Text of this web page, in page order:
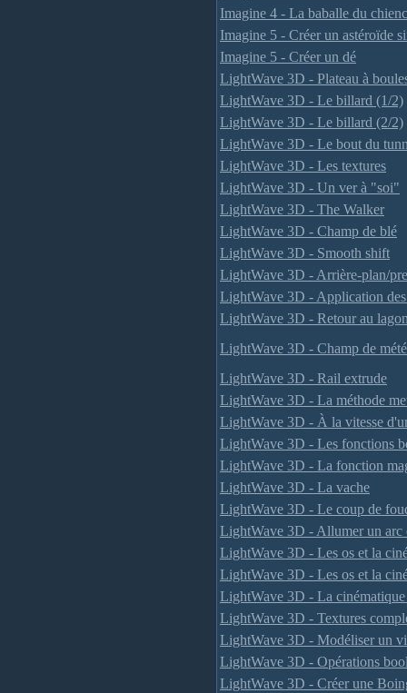
Imagine 4 - La baballe du
Imagine 5 - Créer un astéroïde
Imagine 5 - Créer un dé
LightWave 3D - Plateau à
LightWave 3D - Le billard (1/2)
LightWave 3D - Le billard (2/2)
LightWave 3D - Le bout du
LightWave 3D - Les textures
LightWave 3D - Un ver à "soi"
LightWave 3D - The Walker
LightWave 3D - Champ de blé
LightWave 3D - Smooth shift
LightWave 3D - Arrière-plan/
LightWave 3D - Application des
LightWave 3D - Retour au
LightWave 3D - Champ de
LightWave 3D - Rail extrude
LightWave 3D - La méthode
LightWave 3D - À la vitesse
LightWave 3D - Les fonctions
LightWave 3D - La fonction
LightWave 3D - La vache
LightWave 3D - Le coup de
LightWave 3D - Allumer un arc
LightWave 3D - Les os et la
LightWave 3D - Les os et la
LightWave 3D - La
LightWave 3D - Textures
LightWave 3D - Modéliser un
LightWave 3D - Opérations
LightWave 3D - Créer une